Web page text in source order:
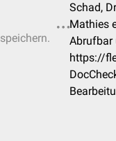
Schad,
Mathies
Abrufbar
https://